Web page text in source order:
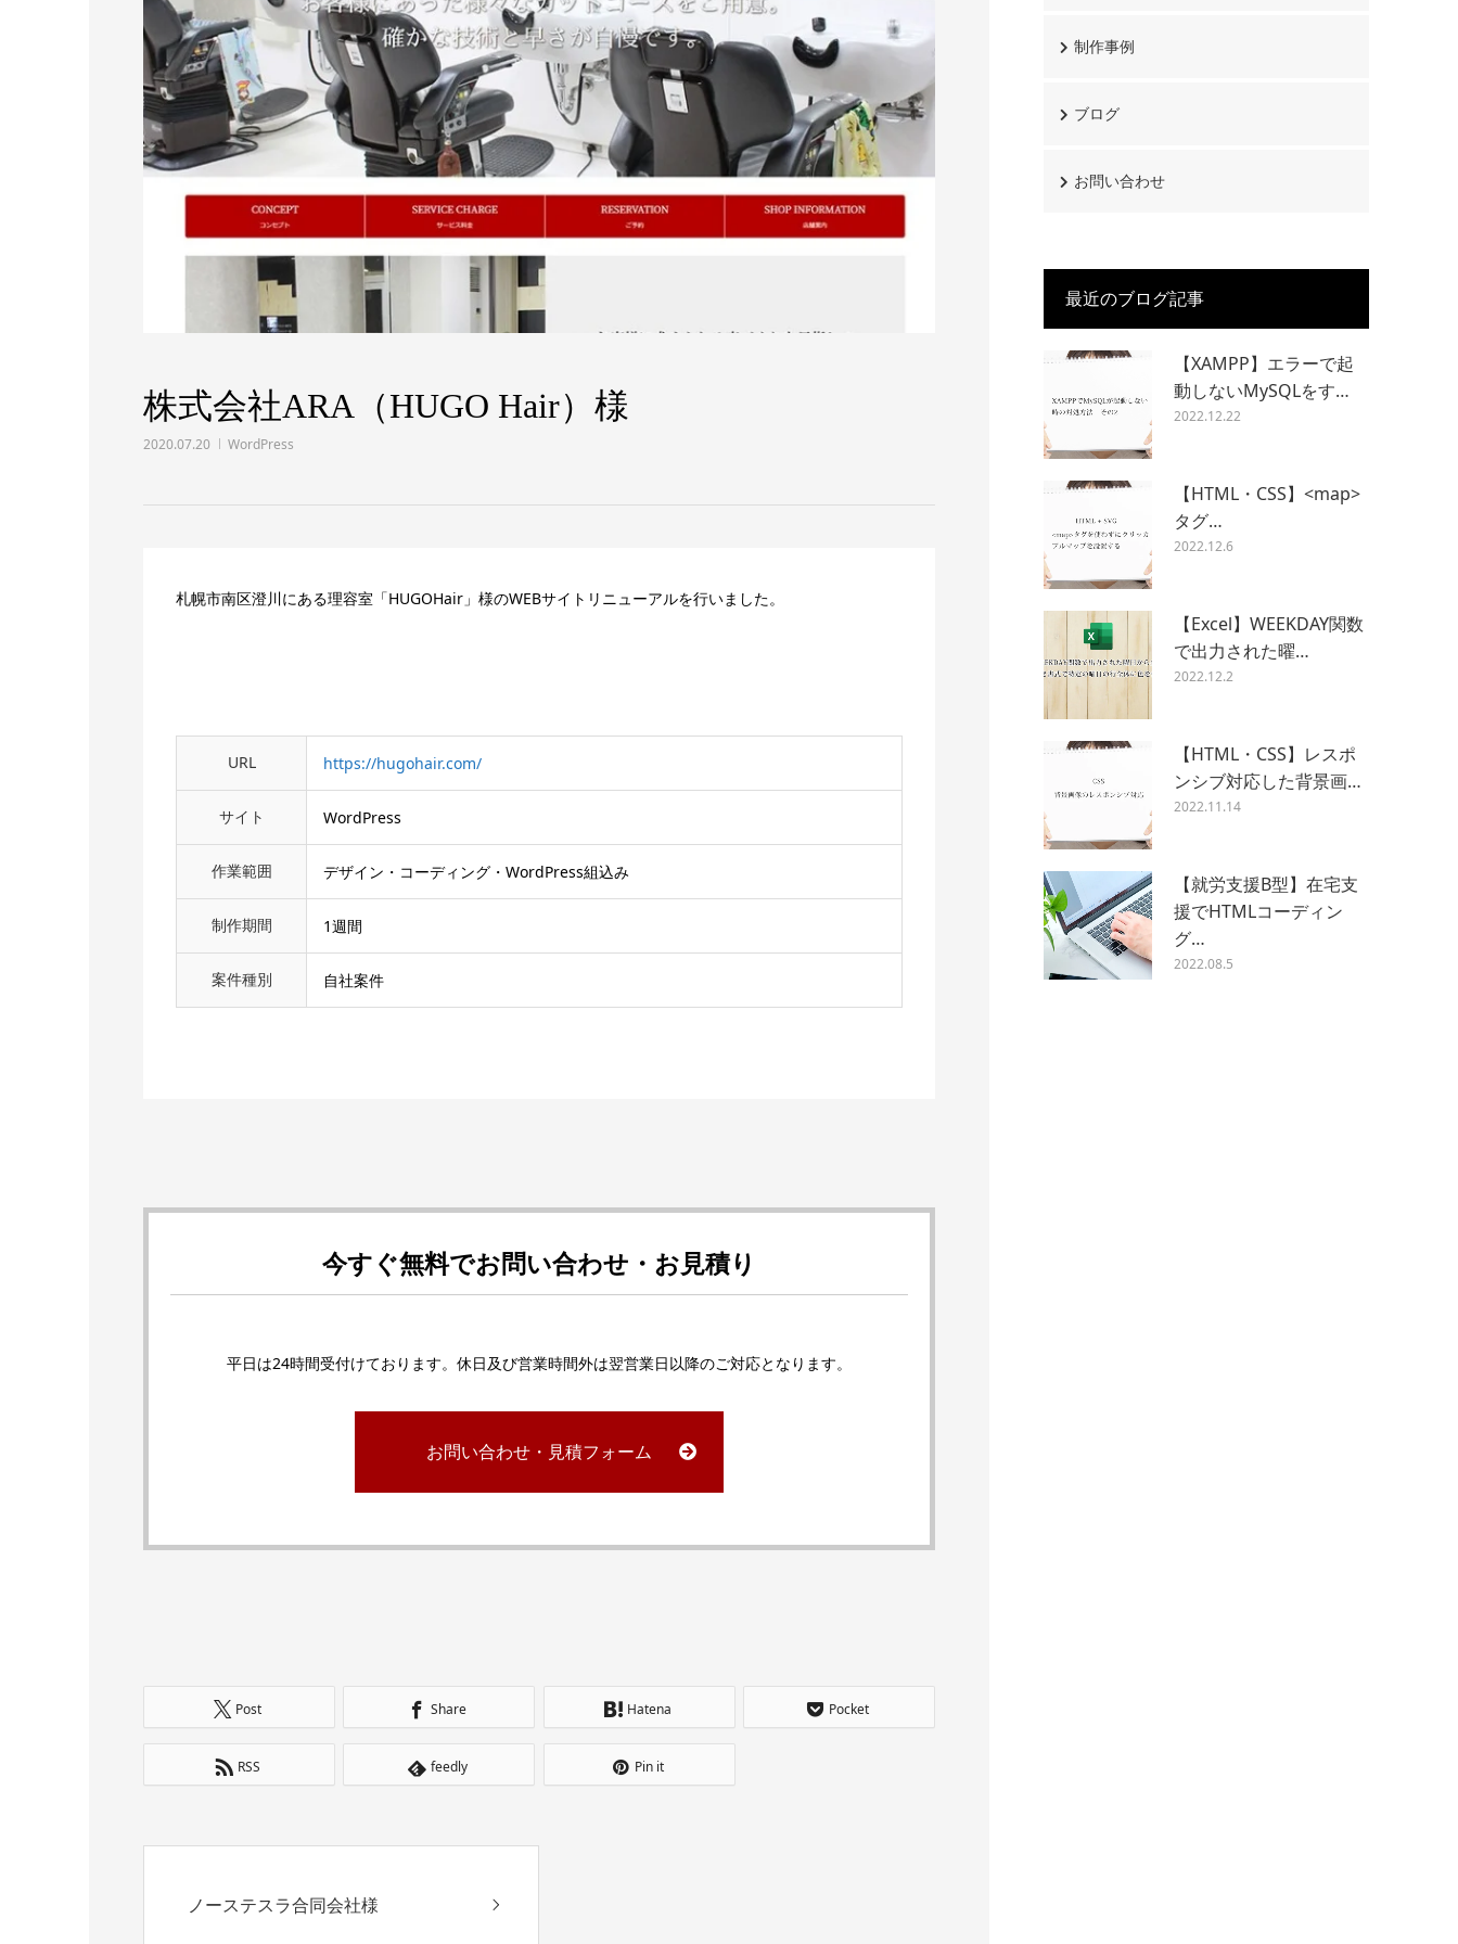
株式会社ARA（HUGO Hair）様
2020.07.20 WordPress
札幌市南区澄川にある理容室「HUGOHair」様のWEBサイトリニューアルを行いました。
URL https://hugohair.com/
サイト WordPress
作業範囲 デザイン・コーディング・WordPress組込み
制作期間 1週間
案件種別 自社案件
今すぐ無料でお問い合わせ・お見積り
平日は24時間受付けております。休日及び営業時間外は翌営業日以降のご対応となります。
お問い合わせ・見積フォーム
Post Share Hatena Pocket
RSS feedly Pin it
ノーステスラ合同会社様
制作事例
ブログ
お問い合わせ
最近のブログ記事
【XAMPP】エラーで起
動しないMySQLをす…
2022.12.22
【HTML・CSS】<map>
タグ…
2022.12.6
【Excel】WEEKDAY関数
で出力された曜…
2022.12.2
【HTML・CSS】レスポ
ンシブ対応した背景画…
2022.11.14
【就労支援B型】在宅支
援でHTMLコーディン
グ…
2022.08.5